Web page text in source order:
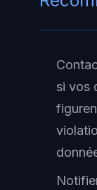
si vos